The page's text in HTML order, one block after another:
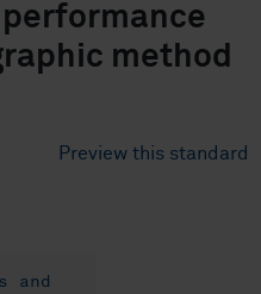
method
Preview this standard
and